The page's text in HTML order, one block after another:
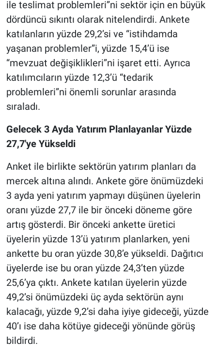
ile teslimat problemleri”ni sektör için en büyük
dördüncü sıkıntı olarak nitelendirdi. Ankete
katılanların yüzde 29,2’si ve “istihdamda
yaşanan problemler”i, yüzde 15,4’ü ise
“mevzuat değişiklikleri”ni işaret etti. Ayrıca
katılımcıların yüzde 12,3’ü “tedarik
problemleri”ni önemli sorunlar arasında
sıraladı.
Gelecek 3 Ayda Yatırım Planlayanlar Yüzde
27,7'ye Yükseldi
Anket ile birlikte sektörün yatırım planları da
mercek altına alındı. Ankete göre önümüzdeki
3 ayda yeni yatırım yapmayı düşünen üyelerin
oranı yüzde 27,7 ile bir önceki döneme göre
artış gösterdi. Bir önceki ankette üretici
üyelerin yüzde 13’ü yatırım planlarken, yeni
ankette bu oran yüzde 30,8’e yükseldi. Dağıtıcı
üyelerde ise bu oran yüzde 24,3’ten yüzde
25,6’ya çıktı. Ankete katılan üyelerin yüzde
49,2’si önümüzdeki üç ayda sektörün aynı
kalacağı, yüzde 9,2’si daha iyiye gideceği, yüzde
40’ı ise daha kötüye gideceği yönünde görüş
bildirdi.